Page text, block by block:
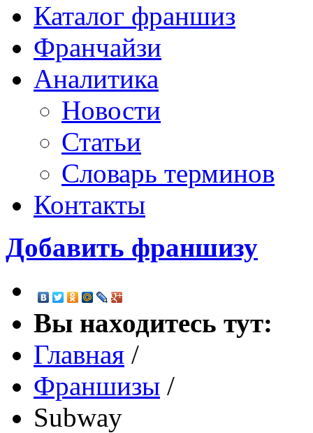
Каталог франшиз
Франчайзи
Аналитика
Новости
Статьи
Словарь терминов
Контакты
Добавить франшизу
Вы находитесь тут:
Главная /
Франшизы /
Subway